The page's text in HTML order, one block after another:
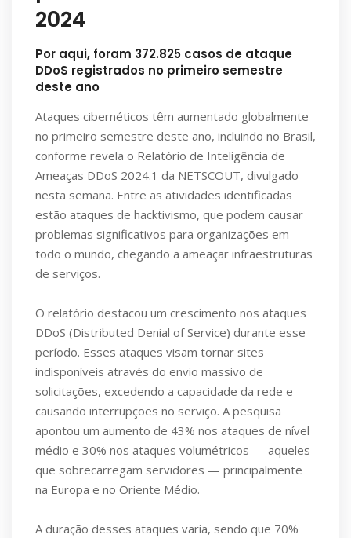
2024
Por aqui, foram 372.825 casos de ataque
DDoS registrados no primeiro semestre
deste ano
Ataques cibernéticos têm aumentado globalmente
no primeiro semestre deste ano, incluindo no Brasil,
conforme revela o Relatório de Inteligência de
Ameaças DDoS 2024.1 da NETSCOUT, divulgado
nesta semana. Entre as atividades identificadas
estão ataques de hacktivismo, que podem causar
problemas significativos para organizações em
todo o mundo, chegando a ameaçar infraestruturas
de serviços.
O relatório destacou um crescimento nos ataques
DDoS (Distributed Denial of Service) durante esse
período. Esses ataques visam tornar sites
indisponíveis através do envio massivo de
solicitações, excedendo a capacidade da rede e
causando interrupções no serviço. A pesquisa
apontou um aumento de 43% nos ataques de nível
médio e 30% nos ataques volumétricos — aqueles
que sobrecarregam servidores — principalmente
na Europa e no Oriente Médio.
A duração desses ataques varia, sendo que 70%